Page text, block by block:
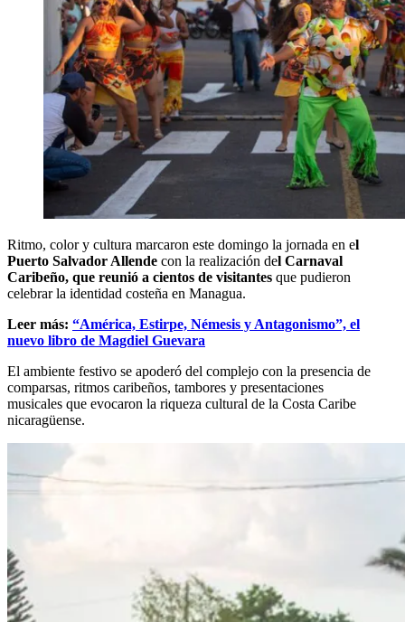
Ritmo, color y cultura marcaron este domingo la jornada en el
Puerto Salvador Allende con la realización del Carnaval
Caribeño, que reunió a cientos de visitantes que pudieron
celebrar la identidad costeña en Managua.
Leer más: “América, Estirpe, Némesis y Antagonismo”, el
nuevo libro de Magdiel Guevara
El ambiente festivo se apoderó del complejo con la presencia de
comparsas, ritmos caribeños, tambores y presentaciones
musicales que evocaron la riqueza cultural de la Costa Caribe
nicaragüense.